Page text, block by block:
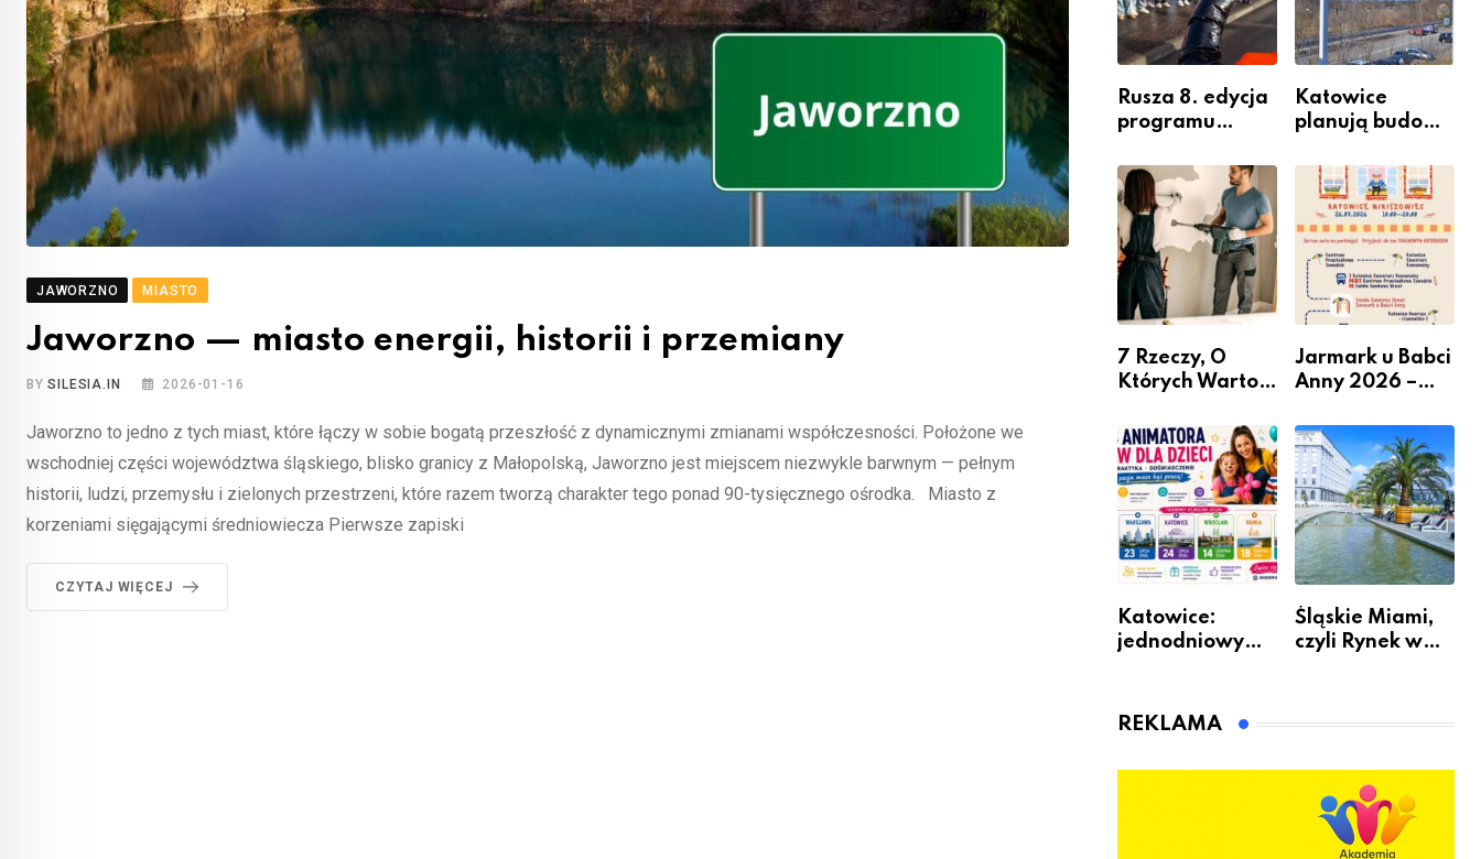
JAWORZNO MIASTO
Jaworzno — miasto energii, historii i przemiany
BYSILESIA.IN 2026-01-16
Jaworzno to jedno z tych miast, które łączy w sobie bogatą przeszłość z dynamicznymi zmianami współczesności. Położone we
wschodniej części województwa śląskiego, blisko granicy z Małopolską, Jaworzno jest miejscem niezwykle barwnym — pełnym
historii, ludzi, przemysłu i zielonych przestrzeni, które razem tworzą charakter tego ponad 90-tysięcznego ośrodka. Miasto z
korzeniami sięgającymi średniowiecza Pierwsze zapiski
CZYTAJ WIĘCEJ
Rusza 8. edycja
programu
Miastem
Fachowców” –
nabór dla
przedsiębiorców
Katowice
planują budowę
przesiadkoweg
o w Podlesiu
7 Rzeczy, O
Których Warto
Remontem
Mieszkania
Jarmark u Babci
Anny 2026 –
Katowice:
jednodniowy
animatora
Śląskie Miami,
czyli Rynek w
REKLAMA